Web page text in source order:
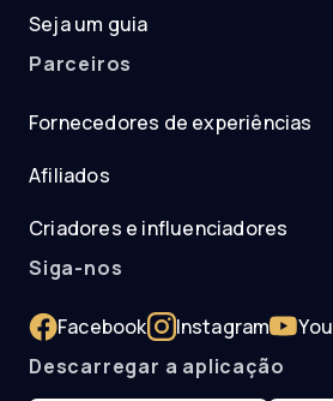
Seja um guia
Parceiros
Fornecedores de experiências
Afiliados
Criadores e influenciadores
Siga-nos
Facebook Instagram
Descarregar a aplicação